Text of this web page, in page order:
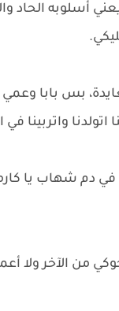
أسلوبه الحاد
بس بابا
اتولدنا واتربينا
دم شهاب يا
من الآخر ولا